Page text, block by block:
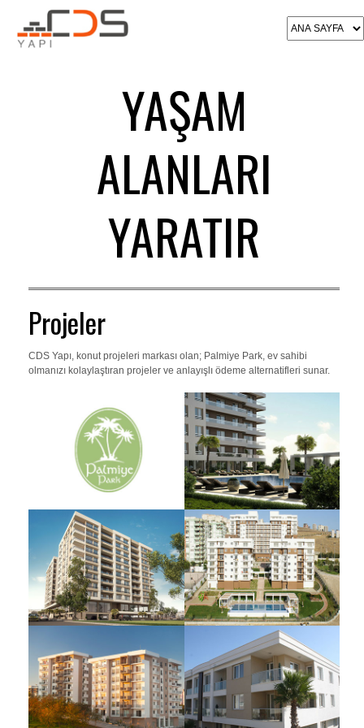
YAŞAM
ALANLARI
YARATIR
Projeler
CDS Yapı, konut projeleri markası olan; Palmiye Park, ev sahibi
olmanızı kolaylaştıran projeler ve anlayışlı ödeme alternatifleri sunar.
Palmiye Park Mare (Çok
Yakında!)
Palmiye Park Sole
Palmiye Park Renova Palmiye Park Teras